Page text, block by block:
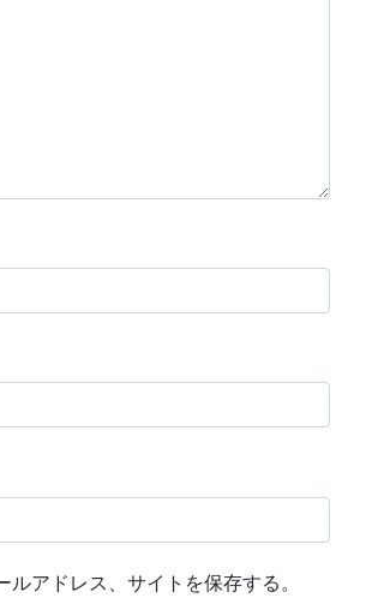
アドレス、サイトを保存する。